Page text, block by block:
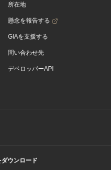
所在地
懸念を報告する
GIAを支援する
問い合わせ先
デベロッパーAPI
ウンロード